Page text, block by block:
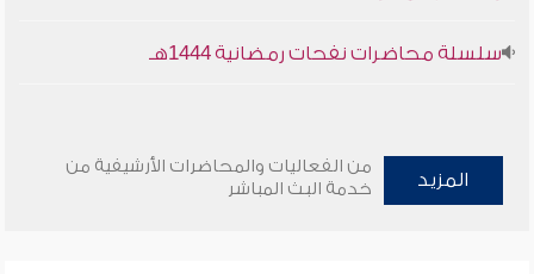
سلسلة محاضرات نفحات رمضانية 1444هـ
المزيد
من الفعاليات والمحاضرات الأرشيفية من
خدمة البث المباشر